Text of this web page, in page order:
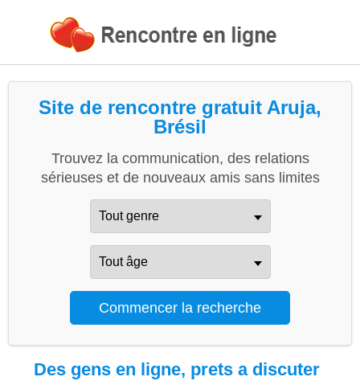
Site de rencontre gratuit Aruja,
Brésil
Trouvez la communication, des relations
sérieuses et de nouveaux amis sans limites
Des gens en ligne, prets a discuter